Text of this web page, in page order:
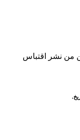
من نشر اقتباس